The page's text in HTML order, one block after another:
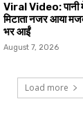
Viral Video: पानी
मिटाता नजर आया
भर आईं
August 7, 2026
Load more